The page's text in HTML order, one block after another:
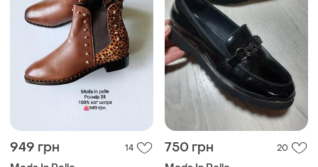
949 грн 14 750 грн 20